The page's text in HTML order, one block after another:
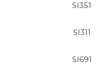
SI351
SI311
SI691